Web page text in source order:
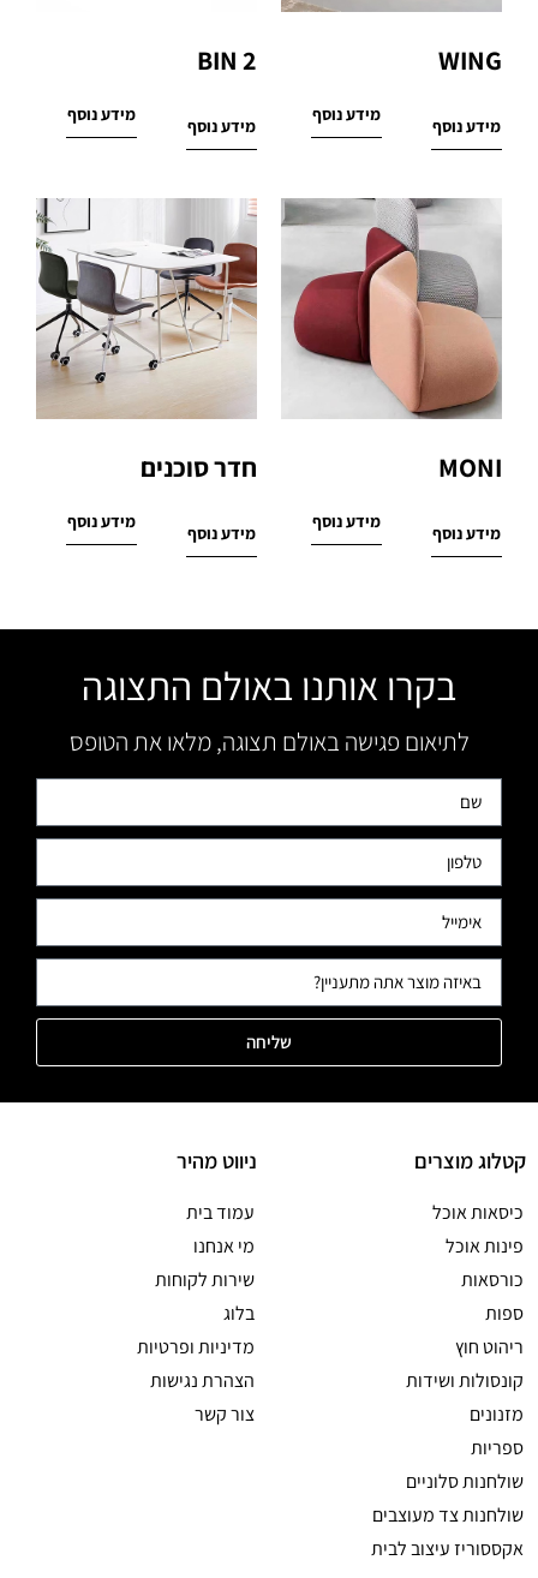
WING
מידע נוסף
מידע נוסף
BIN 2
מידע נוסף
מידע נוסף
MONI
מידע נוסף
מידע נוסף
חדר סוכנים
מידע נוסף
מידע נוסף
בקרו אותנו באולם התצוגה
לתיאום פגישה באולם תצוגה, מלאו את הטופס
שליחה
קטלוג מוצרים
כיסאות אוכל
פינות אוכל
כורסאות
ספות
ריהוט חוץ
קונסולות ושידות
מזנונים
ספריות
שולחנות סלוניים
שולחנות צד מעוצבים
אקססוריז עיצוב לבית
ניווט מהיר
עמוד בית
מי אנחנו
שירות לקוחות
בלוג
מדיניות ופרטיות
הצהרת נגישות
צור קשר